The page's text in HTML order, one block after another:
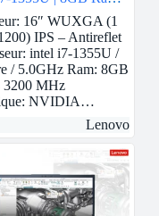
MX550 | 512GB
16″ WUXGA (1
IPS – Antireflet
intel i7-1355U /
/ 5.0GHz Ram: 8GB
MHz
NVIDIA…
Lenovo